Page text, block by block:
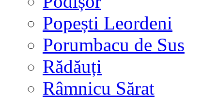
Popești Leordeni
Porumbacu de Sus
Rădăuți
Râmnicu Sărat